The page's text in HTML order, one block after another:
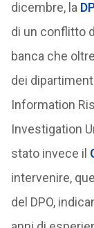
dicembre, la
di un conflitto
banca che
dei
Information
Investigation
stato invece il
intervenire,
del DPO,